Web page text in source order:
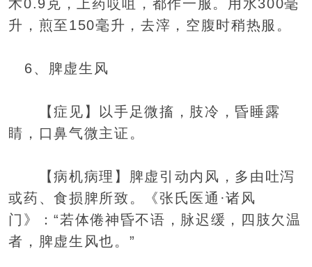
术0.9克，上药哎咀，都作一服。用水300毫
升，煎至150毫升，去滓，空腹时稍热服。
6、脾虚生风
【症见】以手足微搐，肢冷，昏睡露
睛，口鼻气微主证。
【病机病理】脾虚引动内风，多由吐泻
或药、食损脾所致。《张氏医通·诸风
门》：“若体倦神昏不语，脉迟缓，四肢欠温
者，脾虚生风也。”